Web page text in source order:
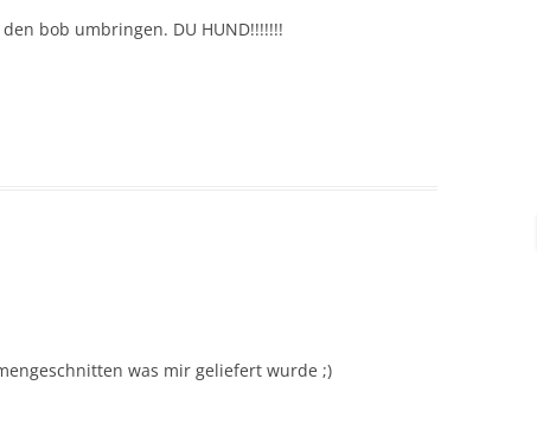
bob umbringen. DU HUND!!!!!!!
was mir geliefert wurde ;)